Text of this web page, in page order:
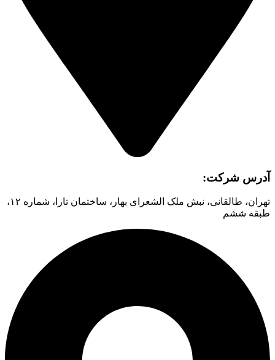
آدرس شرکت:
تهران، طالقانی، نبش ملک الشعرای بهار، ساختمان تارا، شماره ۱۲،
طبقه ششم